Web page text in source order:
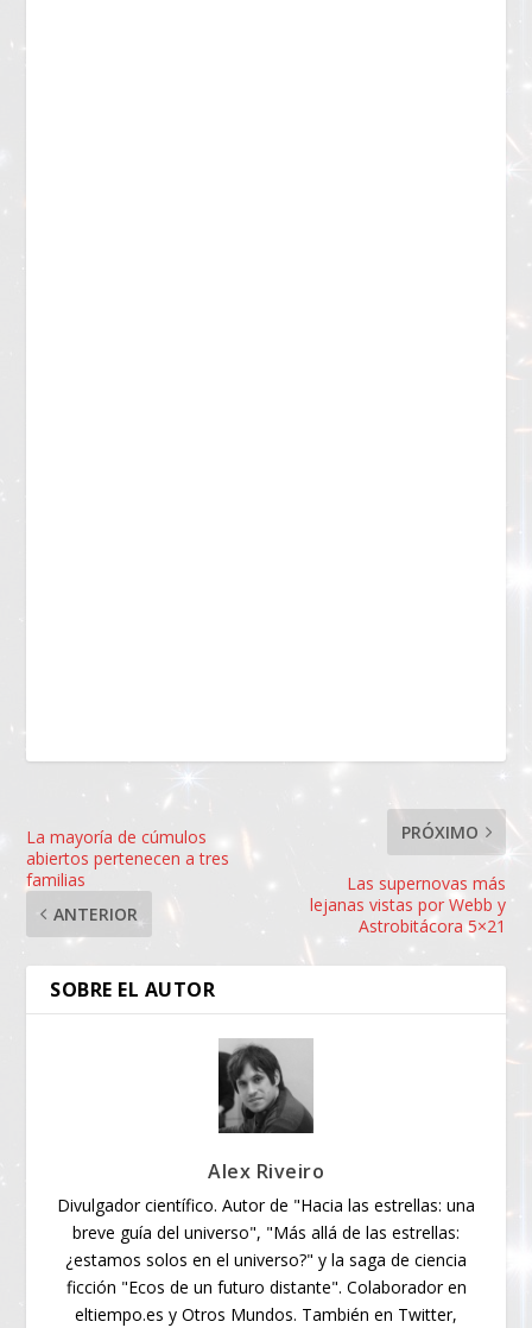
La mayoría de cúmulos
abiertos pertenecen a tres
familias
ANTERIOR
PRÓXIMO
Las supernovas más
lejanas vistas por Webb y
Astrobitácora 5×21
SOBRE EL AUTOR
Alex Riveiro
Divulgador científico. Autor de "Hacia las estrellas: una
breve guía del universo", "Más allá de las estrellas:
¿estamos solos en el universo?" y la saga de ciencia
ficción "Ecos de un futuro distante". Colaborador en
eltiempo.es y Otros Mundos. También en Twitter,